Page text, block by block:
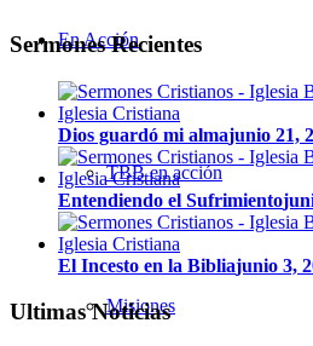
En Acción
TBB en acción
Misiones
Sermones Recientes
Dios guardó mi almajunio 21,
Entendiendo el Sufrimiento
El Incesto en la Bibliajunio 3,
Ultimas Noticias